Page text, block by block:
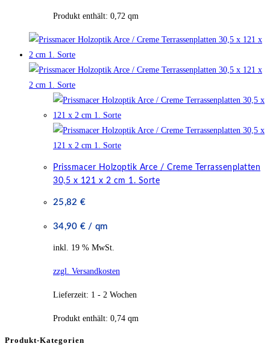
Produkt enthält: 0,72 qm
Prissmacer Holzoptik Arce / Creme Terrassenplatten
30,5 x 121 x 2 cm 1. Sorte
25,82 €
34,90 € /qm
inkl. 19 % MwSt.
zzgl. Versandkosten
Lieferzeit: 1 - 2 Wochen
Produkt enthält: 0,74 qm
Produkt-Kategorien